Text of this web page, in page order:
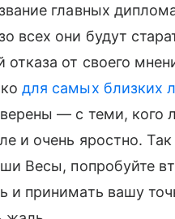
главных
всех они будут
отказа от своего
для самых близких
— с теми, кого
и очень яростно.
Весы, попробуйте
и принимать вашу